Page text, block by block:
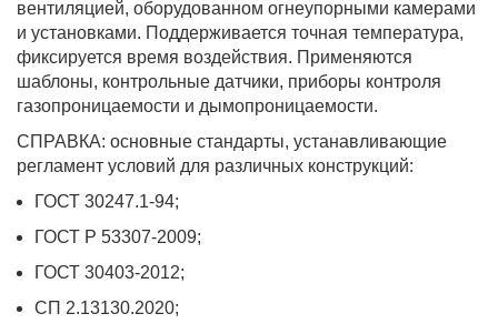
вентиляцией, оборудованном огнеупорными камерами
и установками. Поддерживается точная температура,
фиксируется время воздействия. Применяются
шаблоны, контрольные датчики, приборы контроля
газопроницаемости и дымопроницаемости.
СПРАВКА: основные стандарты, устанавливающие
регламент условий для различных конструкций:
ГОСТ 30247.1-94;
ГОСТ Р 53307-2009;
ГОСТ 30403-2012;
СП 2.13130.2020;